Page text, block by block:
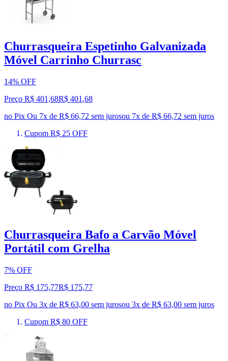
Churrasqueira Espetinho Galvanizada
Móvel Carrinho Churrasc
14% OFF
Preço R$ 401,68R$ 401 ,68
no Pix Ou 7x de R$ 66,72 sem jurosou 7x de R$ 66,72 sem juros
Cupom R$ 25 OFF
Churrasqueira Bafo a Carvão Móvel
Portátil com Grelha
7% OFF
Preço R$ 175,77R$ 175,77
no Pix Ou 3x de R$ 63,00 sem jurosou 3x de R$ 63,00 sem juros
Cupom R$ 80 OFF